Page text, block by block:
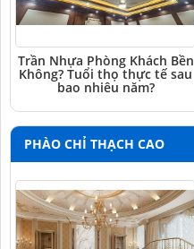
Trần Nhựa Phòng Khách Bền
Không? Tuổi thọ thực tế sau
bao nhiêu năm?
PHÀO CHỈ THẠCH CAO